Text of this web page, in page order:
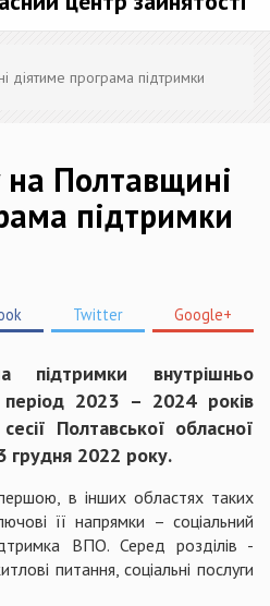
діятиме програма підтримки
на Полтавщині
підтримки
Twitter Google+
підтримки внутрішньо
2023 – 2024 років
Полтавської обласної
грудня 2022 року.
в інших областях таких
її напрямки – соціальний
ВПО. Серед розділів -
питання, соціальні послуги